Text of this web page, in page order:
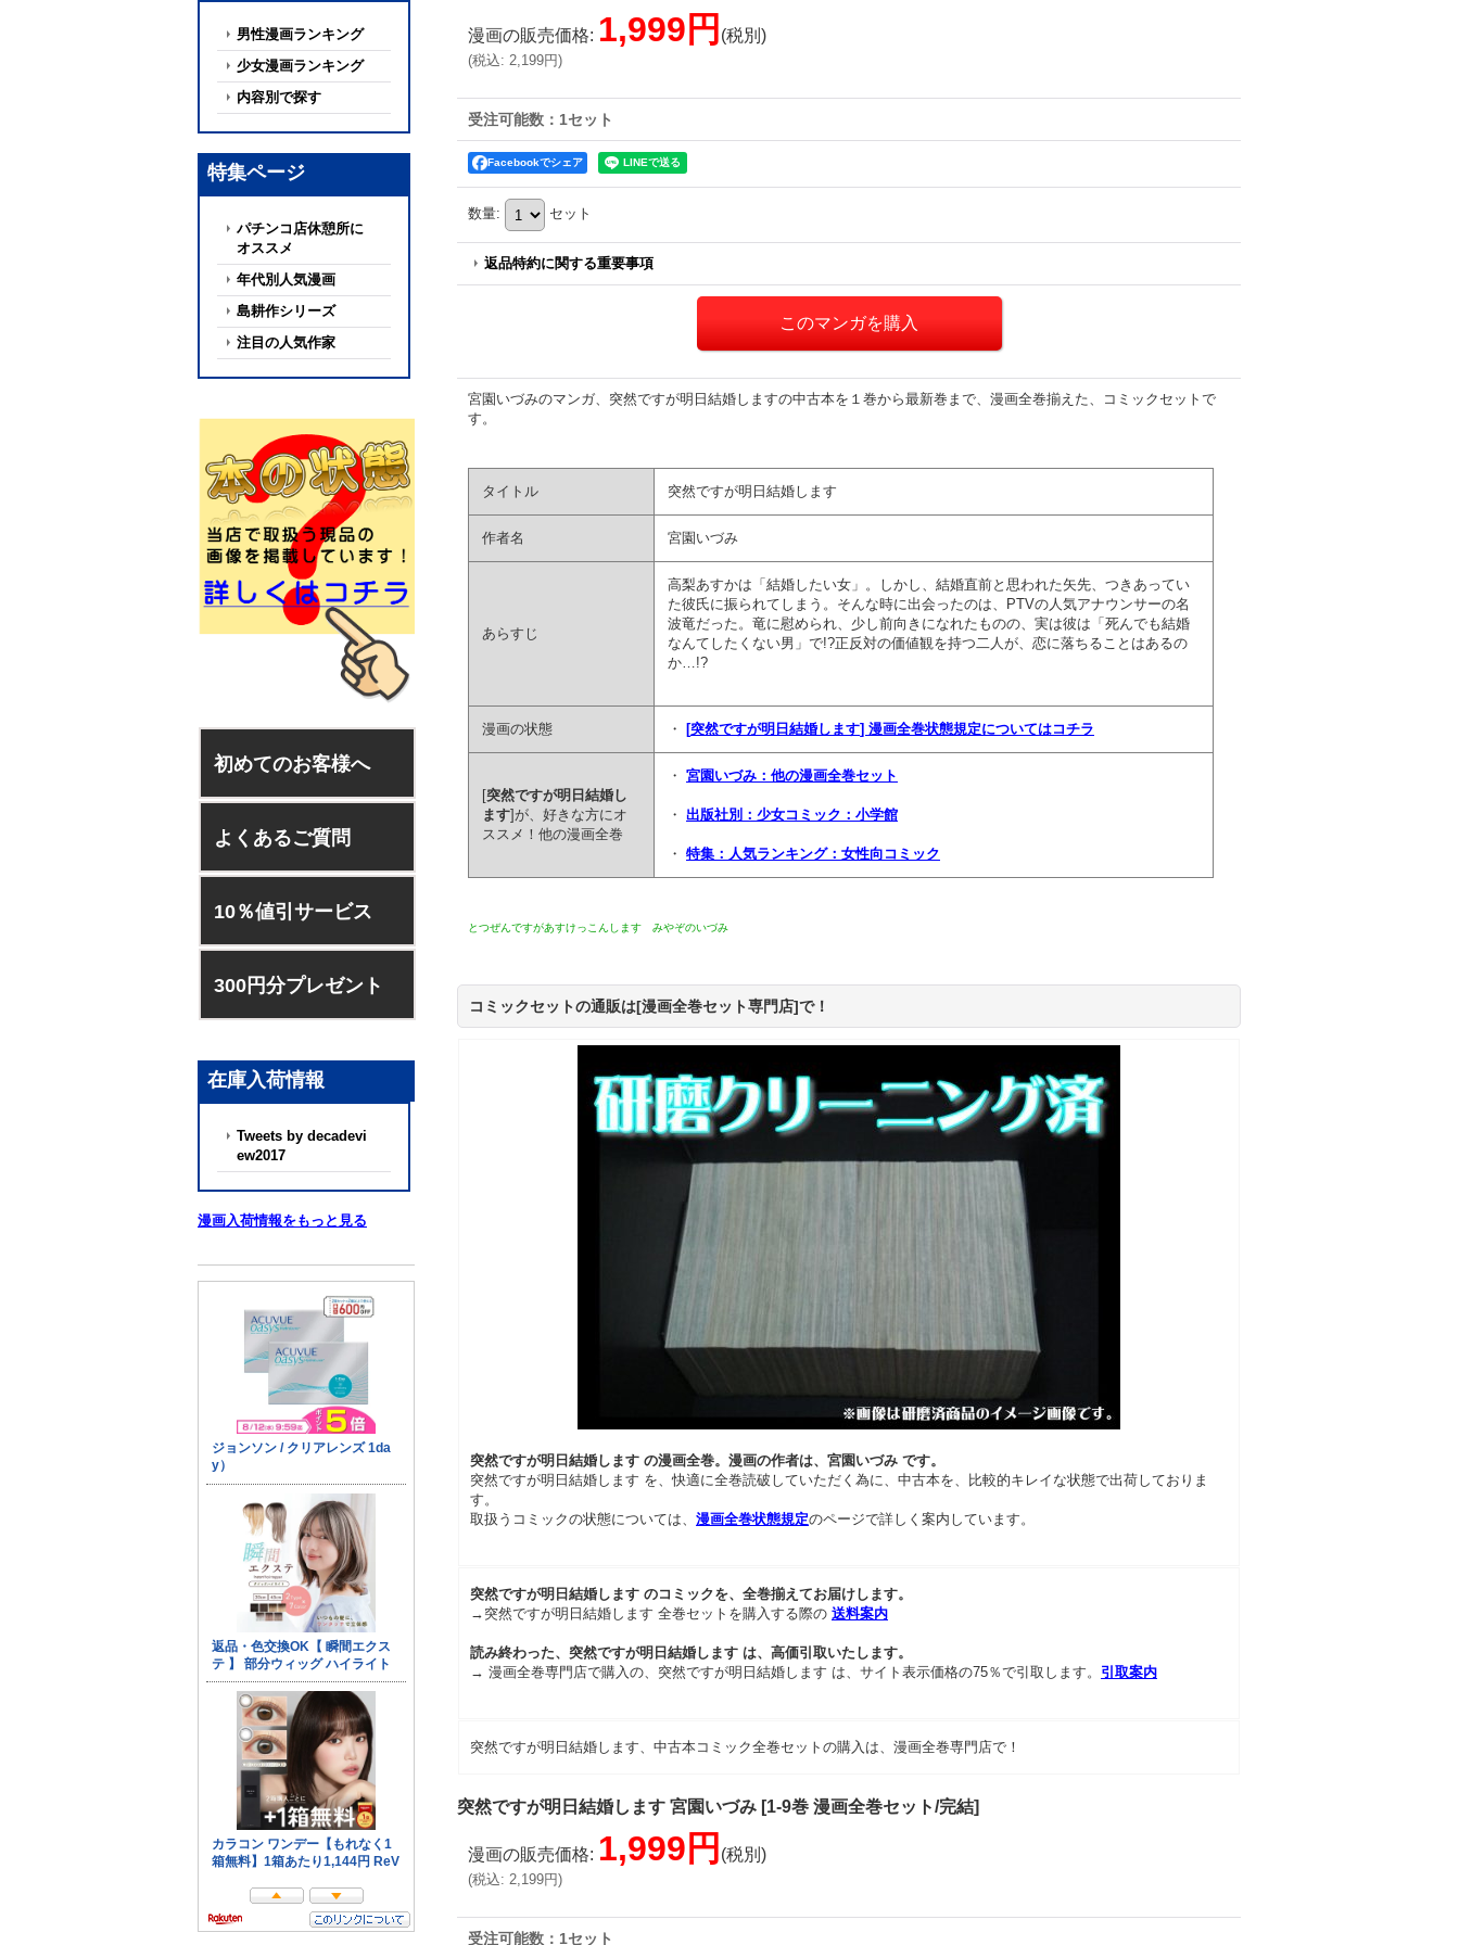
男性漫画ランキング
少女漫画ランキング
内容別で探す
特集ページ
パチンコ店休憩所に
オススメ
年代別人気漫画
島耕作シリーズ
注目の人気作家
初めてのお客様へ
よくあるご質問
10％値引サービス
300円分プレゼント
在庫入荷情報
Tweets by decadevi
ew2017
漫画入荷情報をもっと見る
漫画の販売価格: 1,999円 (税別)
(税込: 2,199円)
受注可能数：1セット
Facebookでシェア
数量: セット
返品特約に関する重要事項
宮園いづみのマンガ、突然ですが明日結婚しますの中古本を１巻から最新巻まで、漫画全巻揃えた、コミックセットで
す。
タイトル 突然ですが明日結婚します
作者名 宮園いづみ
あらすじ
高梨あすかは「結婚したい女」。しかし、結婚直前と思われた矢先、つきあってい
た彼氏に振られてしまう。そんな時に出会ったのは、PTVの人気アナウンサーの名
波竜だった。竜に慰められ、少し前向きになれたものの、実は彼は「死んでも結婚
なんてしたくない男」で!?正反対の価値観を持つ二人が、恋に落ちることはあるの
か…!?
漫画の状態 ・ [突然ですが明日結婚します] 漫画全巻状態規定についてはコチラ
[突然ですが明日結婚し
ます]が、好きな方にオ
ススメ！他の漫画全巻
・ 宮園いづみ：他の漫画全巻セット
・ 出版社別：少女コミック：小学館
・ 特集：人気ランキング：女性向コミック
とつぜんですがあすけっこんします みやぞのいづみ
コミックセットの通販は[漫画全巻セット専門店]で！
突然ですが明日結婚します の漫画全巻。漫画の作者は、宮園いづみ です。
突然ですが明日結婚します を、快適に全巻読破していただく為に、中古本を、比較的キレイな状態で出荷しておりま
す。
取扱うコミックの状態については、 漫画全巻状態規定のページで詳しく案内しています。
突然ですが明日結婚します のコミックを、全巻揃えてお届けします。
→突然ですが明日結婚します 全巻セットを購入する際の 送料案内
読み終わった、突然ですが明日結婚します は、高価引取いたします。
→ 漫画全巻専門店で購入の、突然ですが明日結婚します は、サイト表示価格の75％で引取します。 引取案内
突然ですが明日結婚します、中古本コミック全巻セットの購入は、漫画全巻専門店で！
突然ですが明日結婚します 宮園いづみ [1-9巻 漫画全巻セット/完結]
漫画の販売価格: 1,999円 (税別)
(税込: 2,199円)
受注可能数：1セット